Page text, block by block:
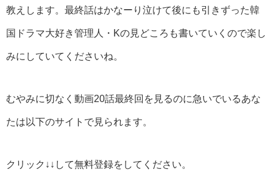
教えします。最終話はかなーり泣けて後にも引きずった韓
国ドラマ大好き管理人・Kの見どころも書いていくので楽し
みにしていてくださいね。
むやみに切なく動画20話最終回を見るのに急いでいるあな
たは以下のサイトで見られます。
クリック↓↓して無料登録をしてください。